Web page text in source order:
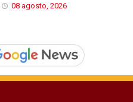
08 agosto, 2026